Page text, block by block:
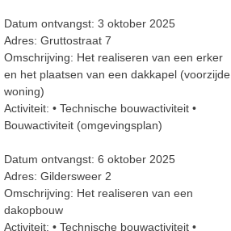
Datum ontvangst: 3 oktober 2025
Adres: Gruttostraat 7
Omschrijving: Het realiseren van een erker
en het plaatsen van een dakkapel (voorzijde
woning)
Activiteit: • Technische bouwactiviteit •
Bouwactiviteit (omgevingsplan)
Datum ontvangst: 6 oktober 2025
Adres: Gildersweer 2
Omschrijving: Het realiseren van een
dakopbouw
Activiteit: • Technische bouwactiviteit •